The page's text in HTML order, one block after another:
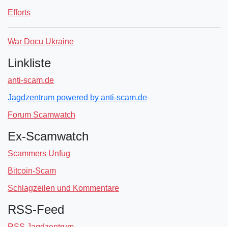
Efforts
War Docu Ukraine
Linkliste
anti-scam.de
Jagdzentrum powered by anti-scam.de
Forum Scamwatch
Ex-Scamwatch
Scammers Unfug
Bitcoin-Scam
Schlagzeilen und Kommentare
RSS-Feed